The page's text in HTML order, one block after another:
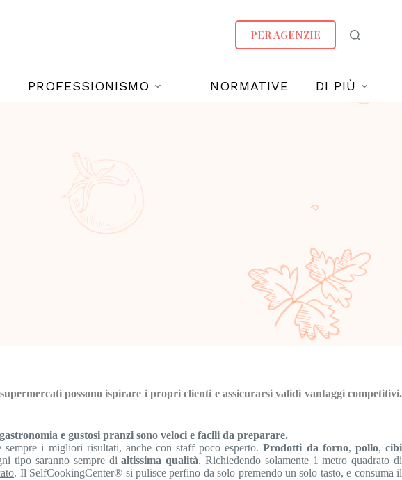
PER AGENZIE
PROFESSIONISMO NORMATIVE DI PIÙ
possono ispirare i propri clienti e assicurarsi validi vantaggi competitivi.
e gustosi pranzi sono veloci e facili da preparare.
i migliori risultati, anche con staff poco esperto.Prodotti da forno, pollo,cibi
tipo saranno sempre dialtissima qualità.Richiedendo solamente 1 metro quadrato di
. Il SelfCookingCenter® si pulisce perfino da solo premendo un solo tasto, e consuma il